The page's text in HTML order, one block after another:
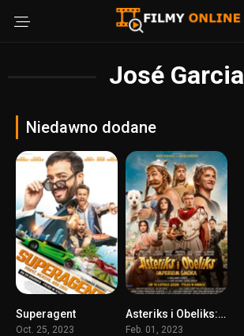
José Garcia
Niedawno dodane
Superagent
Oct. 25, 2023
5.1Asteriks i Obeliks: Imperium Smoka
Feb. 01, 2023